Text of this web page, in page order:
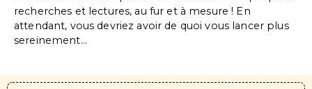
recherches et lectures, au fur et à mesure ! En
attendant, vous devriez avoir de quoi vous lancer plus
sereinement…